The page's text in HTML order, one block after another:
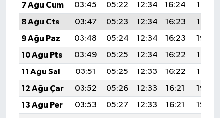
7 Ağu Cum
03:45 05:22 12:34 16:24
19:36
8 Ağu Cts
03:47 05:23 12:34 16:23
19:35
9 Ağu Paz
03:48 05:24 12:34 16:23
19:34
10 Ağu Pts
03:49 05:25 12:34 16:22
19:33
11 Ağu Sal
03:51 05:25 12:33 16:22
19:32
12 Ağu Çar
03:52 05:26 12:33 16:21
19:30
13 Ağu Per
03:53 05:27 12:33 16:21
19:29